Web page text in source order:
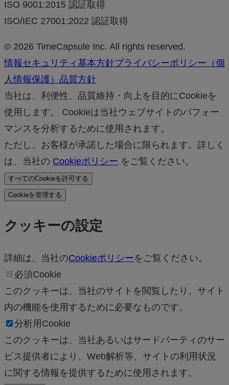
ISO 9001:2015 認証取得
ISO/IEC 27001:2022 認証取得
© 2026 TimeCapsule Inc. All rights reserved.
情報セキュリティ基本方針プライバシーポリシー（個
人情報保護） 品質方針
当社は、利便性、品質維持・向上を目的にCookieを
使用します。 Cookieは当社ウェブサイトのパフォー
マンスを分析するために使用されます。
ただし、お客様が承諾した場合に限られます。詳しく
は、当社の Cookieポリシー をご覧ください。
すべてのCookieを許可する
Cookieを管理する
クッキーの設定
詳細は、当社のCookieポリシーをご覧ください。
必須Cookie
このクッキーは、当社のサイトを閲覧したり、サイト
内の機能を使用するために必要なものです。
分析用Cookie
このクッキーは、当社あるいはサードパーティのサー
ビス提供者により、Web解析等、サイトの利用状況
に関する情報を提供するために使用されます。